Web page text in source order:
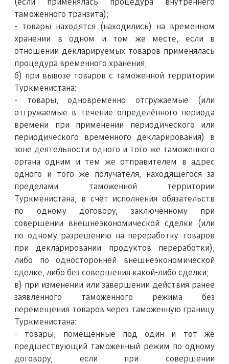
(если применялась процедура внутреннего
таможенного транзита);
- товары находятся (находились) на временном
хранении в одном и том же месте, если в
отношении декларируемых товаров применялась
процедура временного хранения;
б) при вывозе товаров с таможенной территории
Туркменистана:
- товары, одновременно отгружаемые (или
отгружаемые в течение определённого периода
времени при применении периодического или
периодического временного декларирования) в
зоне деятельности одного и того же таможенного
органа одним и тем же отправителем в адрес
одного и того же получателя, находящегося за
пределами таможенной территории
Туркменистана, в счёт исполнения обязательств
по одному договору, заключённому при
совершении внешнеэкономической сделки (или
по одному разрешению на переработку товаров
при декларировании продуктов переработки),
либо по односторонней внешнеэкономической
сделке, либо без совершения какой-либо сделки;
в) при изменении или завершении действия ранее
заявленного таможенного режима без
перемещения товаров через таможенную границу
Туркменистана:
- товары, помещённые под один и тот же
предшествующий таможенный режим по одному
договору, если при совершении